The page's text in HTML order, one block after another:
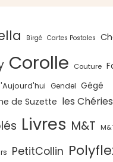
Birgé Cartes Postales
Corolle Couture
Gendel Gégé
de Suzette les
Livres M&T
PetitCollin